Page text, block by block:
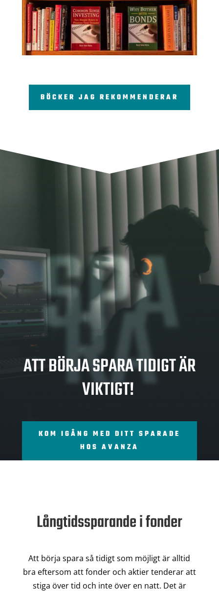
BÖCKER JAG REKOMMENDERAR
SPA
RA
ATT BÖRJA SPARA TIDIGT ÄR
VIKTIGT!
KOM IGÅNG MED DITT SPARADE
HOS AVANZA
Långtidssparande i fonder
Att börja spara så tidigt som möjligt är alltid
bra eftersom att fonder och aktier tenderar att
stiga över tid och inte över en natt. Det är